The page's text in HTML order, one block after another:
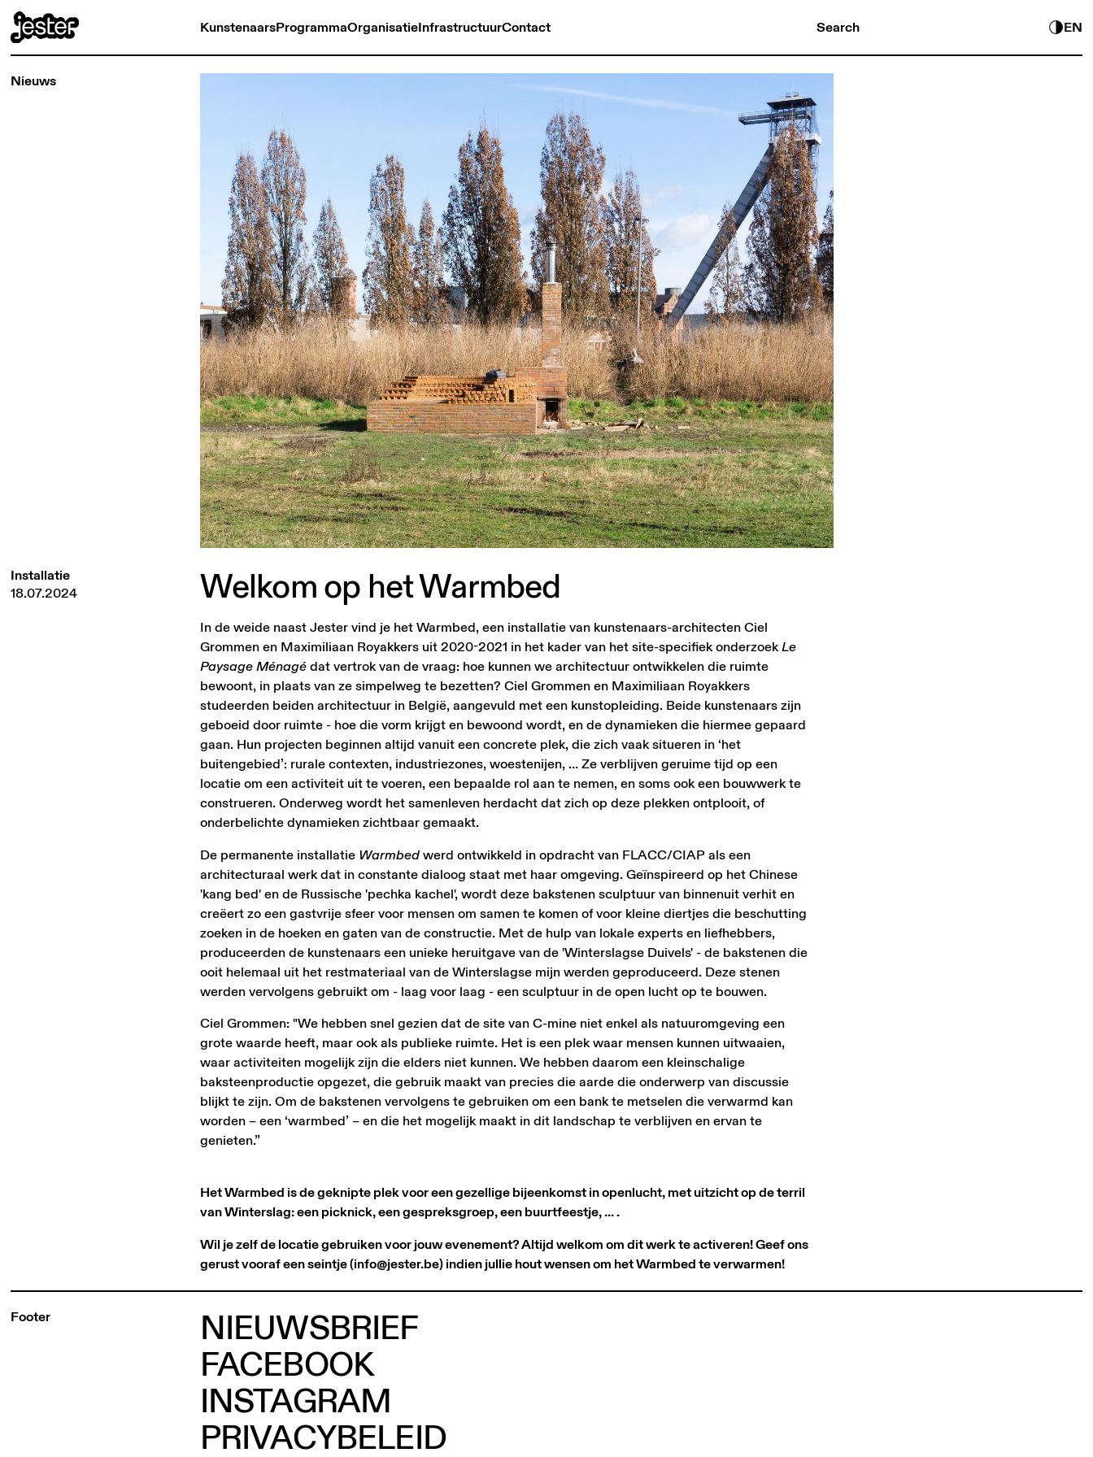
KunstenaarsProgrammaOrganisatieInfrastructuurContact Search EN
Nieuws
Installatie
18.07.2024
Welkomop hetWarmbed
In de weide naast Jester vind je het Warmbed, een installatie van kunstenaars-architecten Ciel
Grommen en Maximiliaan Royakkers uit 2020-2021 in het kader van het site-specifiek onderzoekLe
Paysage Ménagédat vertrok van de vraag: hoe kunnen we architectuur ontwikkelen die ruimte
bewoont, in plaats van ze simpelweg te bezetten? Ciel Grommen en Maximiliaan Royakkers
studeerden beiden architectuur in België, aangevuld met een kunstopleiding. Beide kunstenaars zijn
geboeid door ruimte - hoe die vorm krijgt en bewoond wordt, en de dynamieken die hiermee gepaard
gaan. Hun projecten beginnen altijd vanuit een concrete plek, die zich vaak situeren in ‘het
buitengebied’: rurale contexten, industriezones, woestenijen, … Ze verblijven geruime tijd op een
locatie om een activiteit uit te voeren, een bepaalde rol aan te nemen, en soms ook een bouwwerk te
construeren. Onderweg wordt het samenleven herdacht dat zich op deze plekken ontplooit, of
onderbelichte dynamieken zichtbaar gemaakt.
De permanente installatie Warmbedwerd ontwikkeld in opdracht van FLACC/CIAP als een
architecturaal werk dat in constante dialoog staat met haar omgeving. Geïnspireerd op het Chinese
'kang bed' en de Russische 'pechka kachel', wordt deze bakstenen sculptuur van binnenuit verhit en
creëert zo een gastvrije sfeer voor mensen om samen te komen of voor kleine diertjes die beschutting
zoeken in de hoeken en gaten van de constructie. Met de hulp van lokale experts en liefhebbers,
produceerden de kunstenaars een unieke heruitgave van de 'Winterslagse Duivels' - de bakstenen die
ooit helemaal uit het restmateriaal van de Winterslagse mijn werden geproduceerd. Deze stenen
werden vervolgens gebruikt om - laag voor laag - een sculptuur in de open lucht op te bouwen.
Ciel Grommen: "We hebben snel gezien dat de site van C-mine niet enkel als natuuromgeving een
grote waarde heeft, maar ook als publieke ruimte. Het is een plek waar mensen kunnen uitwaaien,
waar activiteiten mogelijk zijn die elders niet kunnen. We hebben daarom een kleinschalige
baksteenproductie opgezet, die gebruik maakt van precies die aarde die onderwerp van discussie
blijkt te zijn. Om de bakstenen vervolgens te gebruiken om een bank te metselen die verwarmd kan
worden – een ‘warmbed’ – en die het mogelijk maakt in dit landschap te verblijven en ervan te
genieten.”
Het Warmbed is de geknipte plek voor een gezellige bijeenkomst in openlucht, met uitzicht op de terril
van Winterslag: een picknick, een gespreksgroep, een buurtfeestje, ... .
Wil je zelf de locatie gebruiken voor jouw evenement? Altijd welkom om dit werk te activeren! Geef ons
gerust vooraf een seintje (info@jester.be) indien jullie hout wensen om het Warmbed te verwarmen!­
Footer
NIEUWSBRIEF
FACEBOOK
INSTAGRAM
PRIVACYBELEID